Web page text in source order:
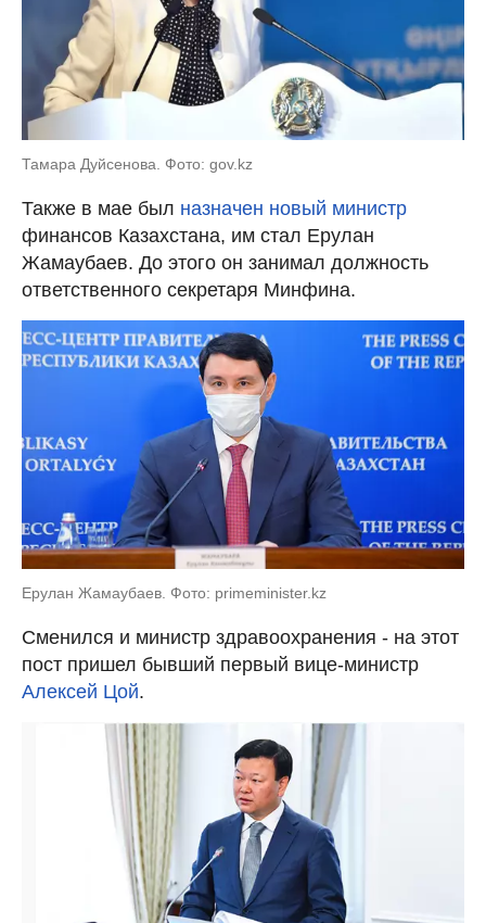
Тамара Дуйсенова. Фото: gov.kz
Также в мае был назначен новый министр
финансов Казахстана, им стал Ерулан
Жамаубаев. До этого он занимал должность
ответственного секретаря Минфина.
Ерулан Жамаубаев. Фото: primeminister.kz
Сменился и министр здравоохранения - на этот
пост пришел бывший первый вице-министр
Алексей Цой.